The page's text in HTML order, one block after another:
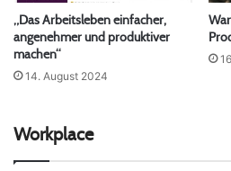
„Das Arbeitsleben einfacher,
angenehmer und produktiver
machen“
14. August 2024
Workplace